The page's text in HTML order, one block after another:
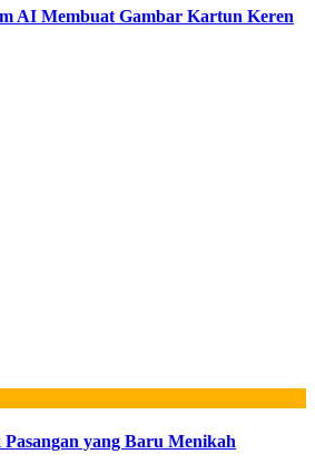
AI Membuat Gambar Kartun Keren
yang Baru Menikah